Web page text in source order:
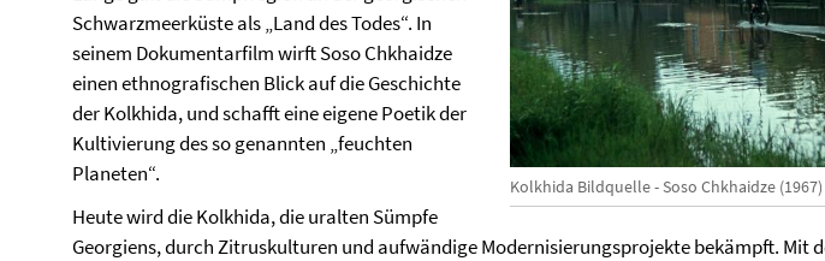
Kolkhida Bildquelle - Soso Chkhaidze (1967)
Schwarzmeerküste als „Land des Todes“. In
seinem Dokumentarfilm wirft Soso Chkhaidze
einen ethnografischen Blick auf die Geschichte
der Kolkhida, und schafft eine eigene Poetik der
Kultivierung des so genannten „feuchten
Planeten“.
Heute wird die Kolkhida, die uralten Sümpfe
Georgiens, durch Zitruskulturen und aufwändige Modernisierungsprojekte bekämpft. Mit